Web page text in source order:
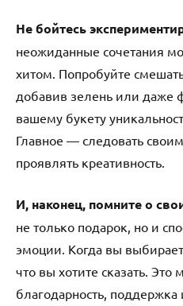
Не бойтесь
неожиданные сочетания
хитом. Попробуйте
добавив зелень или даже
вашему букету
Главное — следовать
проявлять креативность.
И, наконец, помните о
не только подарок, но и
эмоции. Когда вы
что вы хотите сказать.
благодарность,